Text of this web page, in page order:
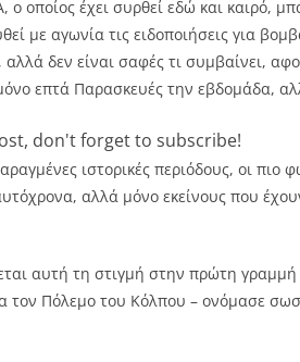
οποίος έχει συρθεί εδώ και καιρό,
με αγωνία τις ειδοποιήσεις για
δεν είναι σαφές τι συμβαίνει,
επτά Παρασκευές την εβδομάδα,
don't forget to subscribe!
ιστορικές περιόδους, οι πιο
αλλά μόνο εκείνους που
αυτή τη στιγμή στην πρώτη
τον Πόλεμο του Κόλπου – ονόμασε